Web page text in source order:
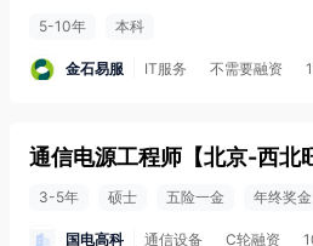
5-10年 本科
金石易服 IT服务 不需要融资
通信电源工程师 【北京-西北
3-5年 硕士 五险一金 年终奖金
国电高科 通信设备 C轮融资